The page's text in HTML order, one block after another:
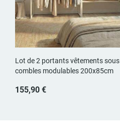
Lot de 2 portants vêtements sous
combles modulables 200x85cm
155,90 €